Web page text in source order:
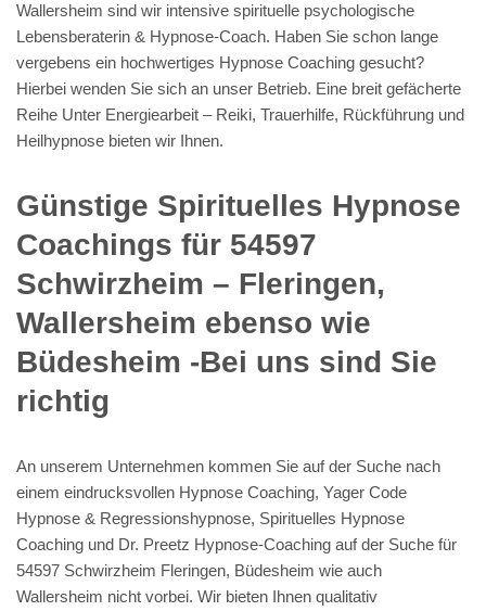
Wallersheim sind wir intensive spirituelle psychologische
Lebensberaterin & Hypnose-Coach. Haben Sie schon lange
vergebens ein hochwertiges Hypnose Coaching gesucht?
Hierbei wenden Sie sich an unser Betrieb. Eine breit gefächerte
Reihe Unter Energiearbeit – Reiki, Trauerhilfe, Rückführung und
Heilhypnose bieten wir Ihnen.
Günstige Spirituelles Hypnose
Coachings für 54597
Schwirzheim – Fleringen,
Wallersheim ebenso wie
Büdesheim -Bei uns sind Sie
richtig
An unserem Unternehmen kommen Sie auf der Suche nach
einem eindrucksvollen Hypnose Coaching, Yager Code
Hypnose & Regressionshypnose, Spirituelles Hypnose
Coaching und Dr. Preetz Hypnose-Coaching auf der Suche für
54597 Schwirzheim Fleringen, Büdesheim wie auch
Wallersheim nicht vorbei. Wir bieten Ihnen qualitativ